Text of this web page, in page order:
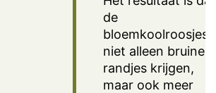
de
bloemkoolroosjes
niet alleen bruine
randjes krijgen,
maar ook meer